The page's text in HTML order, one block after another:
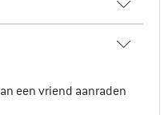
een vriend aanraden